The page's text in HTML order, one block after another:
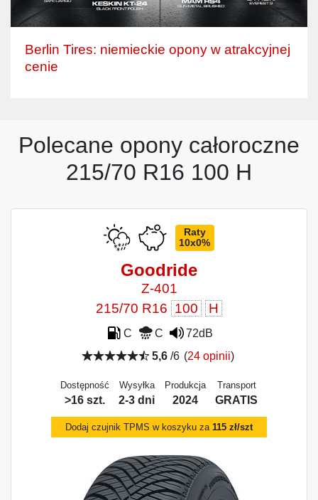
Berlin Tires: niemieckie opony w atrakcyjnej
cenie
Polecane opony całoroczne
215/70 R16 100 H
Raty
10x0%
Goodride
Z-401
215/70 R16 100 H
C C
72dB
5,6/6 (24 opinii)
Dostępność
>16 szt.
Wysyłka
2-3 dni
Produkcja
2024
Transport
GRATIS
Dodaj czujnik TPMS w koszyku za 115 zł/szt